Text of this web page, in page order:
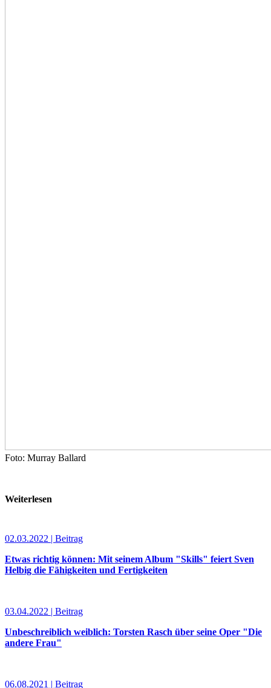
Foto: Murray Ballard
Weiterlesen
02.03.2022 | Beitrag
Etwas richtig können: Mit seinem Album "Skills" feiert Sven
Helbig die Fähigkeiten und Fertigkeiten
03.04.2022 | Beitrag
Unbeschreiblich weiblich: Torsten Rasch über seine Oper "Die
andere Frau"
06.08.2021 | Beitrag